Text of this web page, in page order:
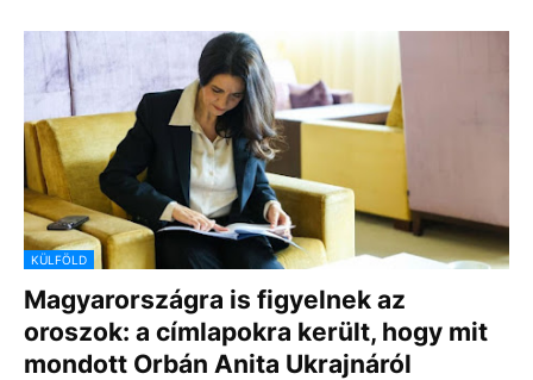
KÜLFÖLD
Magyarországra is figyelnek az
oroszok: a címlapokra került, hogy mit
mondott Orbán Anita Ukrajnáról